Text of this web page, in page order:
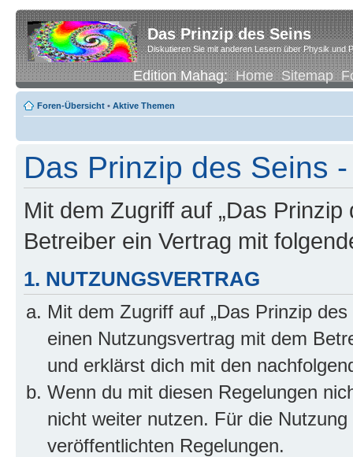
Das Prinzip des Seins
Diskutieren Sie mit anderen Lesern über Physik und
Edition Mahag:Home Sitemap
Foren-Übersicht • Aktive Themen
Das Prinzip des Seins
Mit dem Zugriff auf „Das
Betreiber ein Vertrag mit
1. NUTZUNGSVERTRAG
Mit dem Zugriff auf „Das Prinzip
einen Nutzungsvertrag mit dem
und erklärst dich mit den
Wenn du mit diesen Regelungen
nicht weiter nutzen. Für die
veröffentlichten Regelungen.